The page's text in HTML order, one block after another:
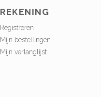
REKENING
Registreren
Mijn bestellingen
Mijn verlanglijst